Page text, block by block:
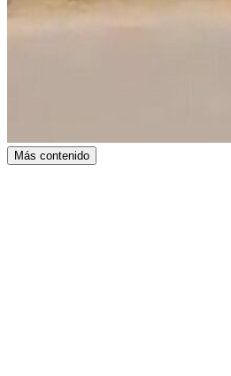
Más contenido